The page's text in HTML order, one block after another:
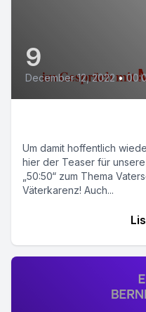
9
December 12, 2022 •
Um damit hoffentlich
hier der Teaser für
„50:50“ zum Thema
Väterkarenz! Auch...